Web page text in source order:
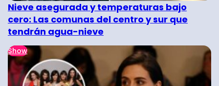
Nieve asegurada y temperaturas bajo
cero: Las comunas del centro y sur que
tendrán agua-nieve
Show